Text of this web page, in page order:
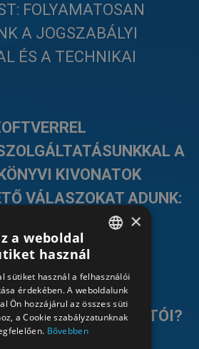
FOLYAMATOSAN
A JOGSZABÁLYI
ÉS A TECHNIKAI
A
KIVONATOK
VÁLASZOKAT ADUNK:
A
A
A PÉNZÜGYI MUTATÓI?
HUNGARIAN
×
a weboldal
használ
sütiket használ a felhasználói
érdekében. A weboldalunk
Ön hozzájárul az összes süti
a Cookie szabályzatunknak
Bővebben